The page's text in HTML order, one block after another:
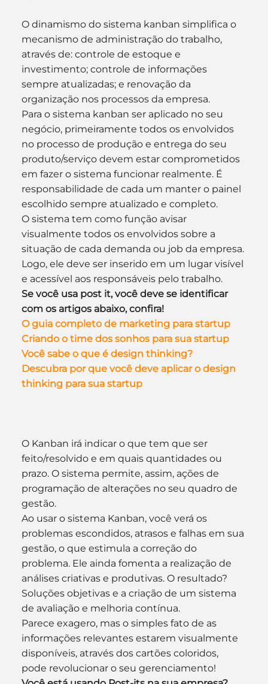
O dinamismo do sistema kanban simplifica o
mecanismo de administração do trabalho,
através de: controle de estoque e
investimento; controle de informações
sempre atualizadas; e renovação da
organização nos processos da empresa.
Para o sistema kanban ser aplicado no seu
negócio, primeiramente todos os envolvidos
no processo de produção e entrega do seu
produto/serviço devem estar comprometidos
em fazer o sistema funcionar realmente. É
responsabilidade de cada um manter o painel
escolhido sempre atualizado e completo.
O sistema tem como função avisar
visualmente todos os envolvidos sobre a
situação de cada demanda ou job da empresa.
Logo, ele deve ser inserido em um lugar visível
e acessível aos responsáveis pelo trabalho.
Se você usa post it, você deve se identificar
com os artigos abaixo, confira!
O guia completo de marketing para startup
Criando o time dos sonhos para sua startup
Você sabe o que é design thinking?
Descubra por que você deve aplicar o design
thinking para sua startup
O Kanban irá indicar o que tem que ser
feito/resolvido e em quais quantidades ou
prazo. O sistema permite, assim, ações de
programação de alterações no seu quadro de
gestão.
Ao usar o sistema Kanban, você verá os
problemas escondidos, atrasos e falhas em sua
gestão, o que estimula a correção do
problema. Ele ainda fomenta a realização de
análises criativas e produtivas. O resultado?
Soluções objetivas e a criação de um sistema
de avaliação e melhoria contínua.
Parece exagero, mas o simples fato de as
informações relevantes estarem visualmente
disponíveis, através dos cartões coloridos,
pode revolucionar o seu gerenciamento!